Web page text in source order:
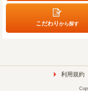
こだわりから探す
利用規約